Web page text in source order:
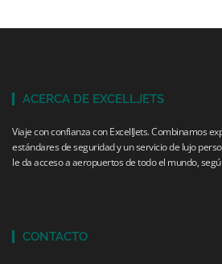
ACERCA DE EXCELLJETS
Viaje con confianza con ExcellJets. Combinamos
estándares de seguridad y un servicio de lujo
le da acceso a aeropuertos de todo el mundo,
CONTACTO